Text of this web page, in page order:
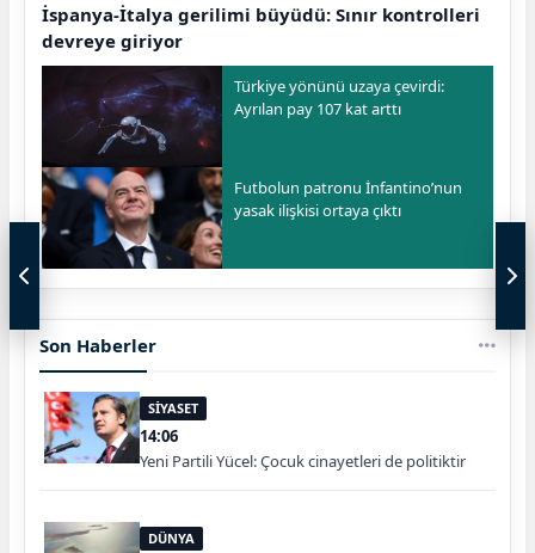
İspanya-İtalya gerilimi büyüdü: Sınır kontrolleri
devreye giriyor
Türkiye yönünü uzaya çevirdi:
Ayrılan pay 107 kat arttı
Futbolun patronu İnfantino’nun
yasak ilişkisi ortaya çıktı
Son Haberler
SİYASET
14:06
Yeni Partili Yücel: Çocuk cinayetleri de politiktir
DÜNYA